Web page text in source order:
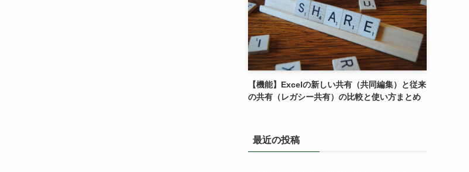
【機能】Excelの新しい共有（共同編集）と従来
の共有（レガシー共有）の比較と使い方まとめ
最近の投稿